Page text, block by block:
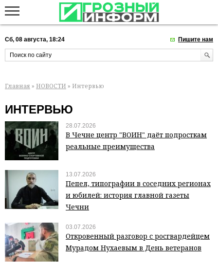
Сб, 08 августа, 18:24 Пишите нам
Главная » НОВОСТИ » Интервью
ИНТЕРВЬЮ
28.07.2026
В Чечне центр "ВОИН" даёт подросткам
реальные преимущества
13.07.2026
Пепел, типографии в соседних регионах
и юбилей: история главной газеты
Чечни
03.07.2026
Откровенный разговор с росгвардейцем
Мурадом Нухаевым в День ветеранов